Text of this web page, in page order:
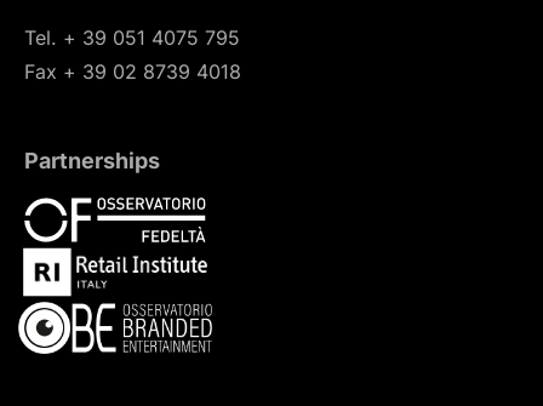
Tel. + 39 051 4075 795
Fax + 39 02 8739 4018
Partnerships